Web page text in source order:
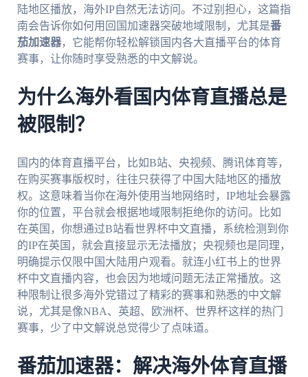
陆地区播放，海外IP自然无法访问。不过别担心，这篇指
南会告诉你如何用回国加速器突破地域限制，尤其是番
茄加速器，它能帮你轻松解锁国内各大直播平台的体育
赛事，让你随时享受熟悉的中文解说。
为什么海外看国内体育直播总是
被限制？
国内的体育直播平台，比如B站、央视频、腾讯体育等，
在购买赛事版权时，往往只获得了中国大陆地区的播放
权。这意味着当你在海外使用当地网络时，IP地址会暴露
你的位置，平台就会根据地域限制拒绝你的访问。比如
在英国，你想通过B站看世界杯中文直播，系统检测到你
的IP在英国，就会直接显示无法播放；央视频也是同理，
明确提示仅限中国大陆用户观看。就连小红书上的世界
杯中文直播内容，也会因为地域问题无法正常播放。这
种限制让很多海外党错过了精彩的赛事和熟悉的中文解
说，尤其是像NBA、英超、欧洲杯、世界杯这样的热门
赛事，少了中文解说总觉得少了点味道。
番茄加速器：解决海外体育直播